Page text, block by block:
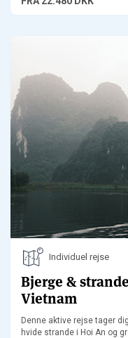
Individuel rejse
Bjerge &
Vietnam
Denne aktive rejse tager
hvide strande i Hoi An og